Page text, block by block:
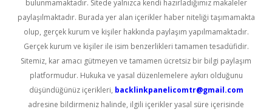
bulunmamaktadır. Sitede yalnızca kendi hazırladığımız makaleler
paylaşılmaktadır. Burada yer alan içerikler haber niteliği taşımamakta
olup, gerçek kurum ve kişiler hakkında paylaşım yapılmamaktadır.
Gerçek kurum ve kişiler ile isim benzerlikleri tamamen tesadüfidir.
Sitemiz, kar amacı gütmeyen ve tamamen ücretsiz bir bilgi paylaşım
platformudur. Hukuka ve yasal düzenlemelere aykırı olduğunu
düşündüğünüz içerikleri, backlinkpanelicomtr@gmail.com
adresine bildirmeniz halinde, ilgili içerikler yasal süre içerisinde